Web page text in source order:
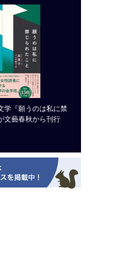
学『願うのは私に禁
文藝春秋から刊行